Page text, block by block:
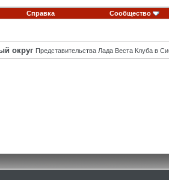
Справка Сообщество
округ Представительства Лада Веста Клуба в